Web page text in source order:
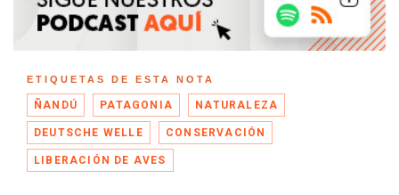
ETIQUETAS DE ESTA NOTA
ÑANDÚ PATAGONIA NATURALEZA
DEUTSCHE WELLE CONSERVACIÓN
LIBERACIÓN DE AVES